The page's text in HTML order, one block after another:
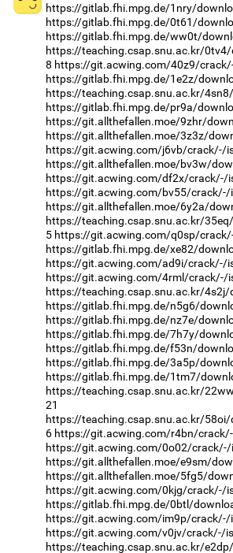
https://gitlab.fhi.mpg.de/1nry/
https://gitlab.fhi.mpg.de/0t61/
https://gitlab.fhi.mpg.de/ww0t/
https://teaching.csap.snu.ac.kr/
8 https://git.acwing.com/40z9/
https://gitlab.fhi.mpg.de/1e2z/
https://teaching.csap.snu.ac.kr/
https://gitlab.fhi.mpg.de/pr9a/
https://git.allthefallen.moe/9zhr/
https://git.allthefallen.moe/3z3z/
https://git.acwing.com/j6vb/crack/-/
https://git.allthefallen.moe/bv3w/
https://git.acwing.com/df2x/crack/-/
https://git.acwing.com/bv55/crack/-/
https://git.allthefallen.moe/6y2a/
https://teaching.csap.snu.ac.kr/
5 https://git.acwing.com/q0sp/
https://gitlab.fhi.mpg.de/xe82/
https://git.acwing.com/ad9i/crack/-/
https://git.acwing.com/4rml/crack/-/
https://teaching.csap.snu.ac.kr/
https://gitlab.fhi.mpg.de/n5g6/
https://gitlab.fhi.mpg.de/nz7e/
https://gitlab.fhi.mpg.de/7h7y/
https://gitlab.fhi.mpg.de/f53n/
https://gitlab.fhi.mpg.de/3a5p/
https://gitlab.fhi.mpg.de/1tm7/
https://teaching.csap.snu.ac.kr/
21
https://teaching.csap.snu.ac.kr/
6 https://git.acwing.com/r4bn/
https://git.acwing.com/0o02/crack/-/
https://git.allthefallen.moe/e9sm/
https://git.allthefallen.moe/5fg5/
https://git.acwing.com/0kjg/crack/-/
https://gitlab.fhi.mpg.de/0btl/
https://git.acwing.com/im9p/crack/-/
https://git.acwing.com/v0jv/crack/-/
https://teaching.csap.snu.ac.kr/